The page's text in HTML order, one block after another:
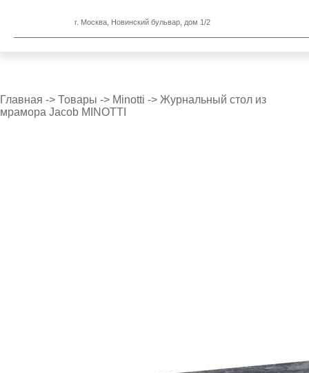
г. Москва, Новинский бульвар, дом 1/2
Главная -> Товары -> Minotti -> Журнальный стол из
мрамора Jacob MINOTTI